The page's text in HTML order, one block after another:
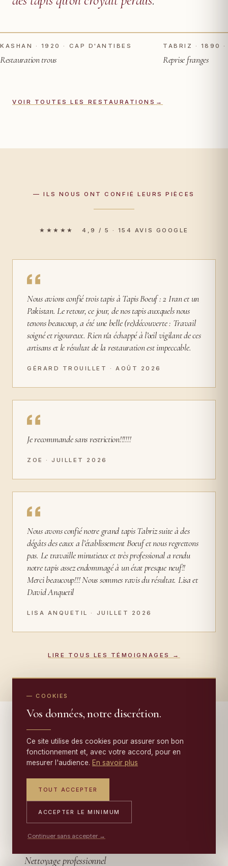
AVANT
KASHAN · 1920 · CAP D'ANTIBES
Restauration trous
AVANT
TABRIZ · 1890
Reprise franges
VOIR TOUTES LES RESTAURATIONS →
— ILS NOUS ONT CONFIÉ LEURS PIÈCES
★★★★★ 4,9 / 5 · 154 AVIS GOOGLE
Nous avions confié trois tapis à Tapis Boeuf : 2 Iran et un
Pakistan. Le retour, ce jour, de nos tapis auxquels nous
tenons beaucoup, a été une belle (re)découverte : Travail
soigné et rigoureux. Rien n'a échappé à l’œil vigilant de ces
artisans et le résultat de la restauration est impeccable.
GÉRARD TROUILLET · AOÛT 2026
Je recommande sans restriction!!!!!!
ZOE · JUILLET 2026
Nous avons confié notre grand tapis Tabriz suite à des
dégâts des eaux a l’établissement Boeuf et nous regrettons
pas. Le travaille minutieux et très professional a rendu
notre tapis assez endommagé à un état presque neuf!!
Merci beaucoup!!! Nous sommes ravis du résultat. Lisa et
David Anquetil
LISA ANQUETIL · JUILLET 2026
LIRE TOUS LES TÉMOIGNAGES →
— AU-DELÀ DE LA RESTAURATION
Au-delà de la restauration :
nettoyage, conservation, tapisseries
Nettoyage professionnel
— COOKIES
Vos données, notre discrétion.
Ce site utilise des cookies pour assurer son bon
fonctionnement et, avec votre accord, pour en
mesurer l'audience. En savoir plus
TOUT ACCEPTER
ACCEPTER LE MINIMUM
Continuer sans accepter →